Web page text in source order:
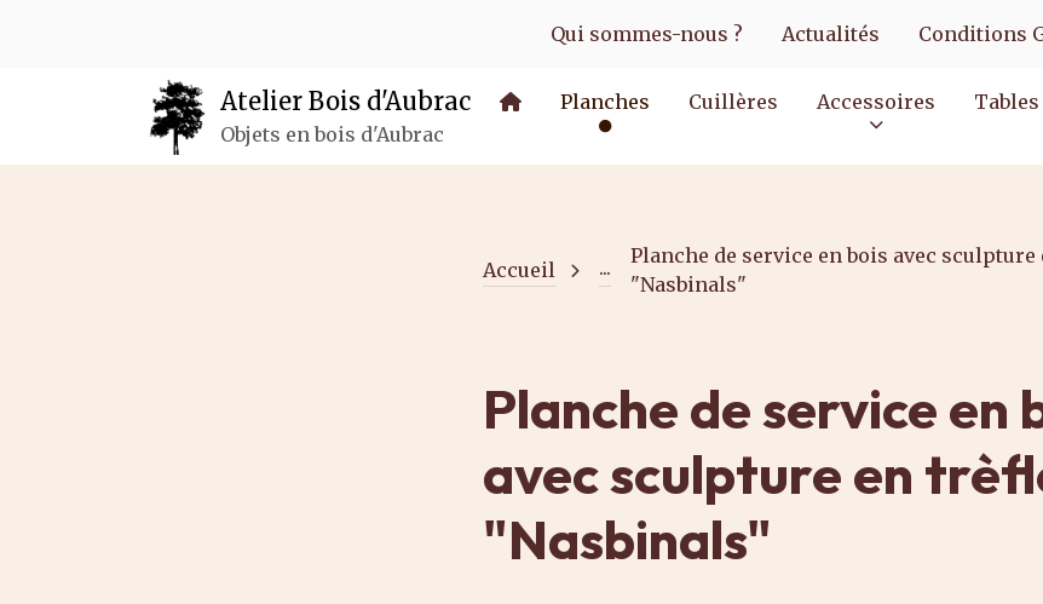
Qui sommes-nous ? Actualités Conditions
Atelier Bois d'Aubrac
Objets en bois d'Aubrac
Planches Cuillères Accessoires Tables
Accueil ...
Planche de service en bois avec sculpture
"Nasbinals"
Planche de service en
avec sculpture en
"Nasbinals"